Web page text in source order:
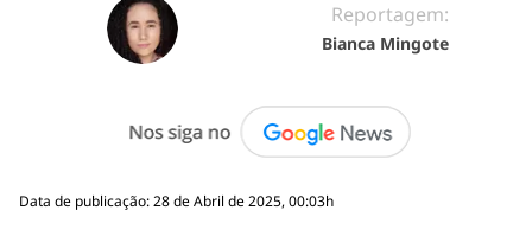
Reportagem:
Bianca Mingote
Data de publicação: 28 de Abril de 2025, 00:03h